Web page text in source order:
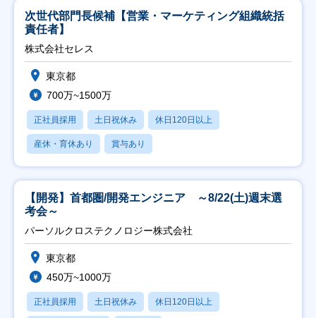
次世代部門長候補【営業・マーケティング組織統括
責任者】
株式会社セレス
東京都
700万~1500万
正社員採用 土日祝休み 休日120日以上
産休・育休あり 賞与あり
【開発】首都圏/開発エンジニア ～8/22(土)週末選
考会～
パーソルクロステクノロジー株式会社
東京都
450万~1000万
正社員採用 土日祝休み 休日120日以上